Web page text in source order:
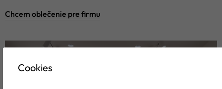
Chcem oblečenie pre firmu
Cookies